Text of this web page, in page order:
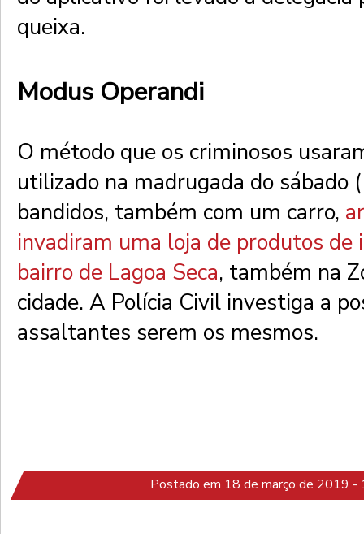
queixa.
Modus Operandi
O método que os criminosos
utilizado na madrugada do sábado
bandidos, também com um carro,
invadiram uma loja de produtos de
bairro de Lagoa Seca, também na
cidade. A Polícia Civil investiga a
assaltantes serem os mesmos.
Postado em 18 de março de 2019 -